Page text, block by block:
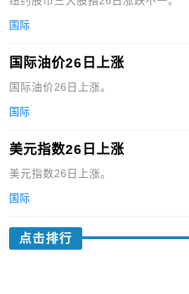
国际
国际油价26日上涨
国际油价26日上涨。
国际
美元指数26日上涨
美元指数26日上涨。
国际
点击排行